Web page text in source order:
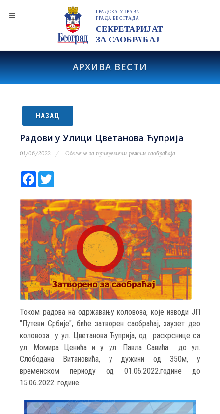
АРХИВА ВЕСТИ
НАЗАД
Радови у Улици Цветанова Ћуприја
01/06/2022 Одељење за привремени режим саобраћаја
Facebook
Током радова на одржавању коловоза, које изводи ЈП
"Путеви Србије", биће затворен саобраћај, заузет део
коловоза у ул. Цветанова Ћуприја, од раскрснице са
ул. Момира Ценића и у ул. Павла Савића до ул.
Слободана Витановића, у дужини од 350м, у
временском периоду од 01.06.2022.године до
15.06.2022. године.